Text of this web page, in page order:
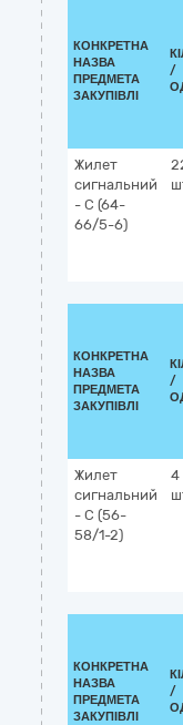
КОНКРЕТНА
НАЗВА
ПРЕДМЕТА
ЗАКУПІВЛІ
/
Жилет
сигнальний
- С (64-
66/5-6)
КОНКРЕТНА
НАЗВА
ПРЕДМЕТА
ЗАКУПІВЛІ
/
Жилет
сигнальний
- С (56-
58/1-2)
4
КОНКРЕТНА
НАЗВА
ПРЕДМЕТА
ЗАКУПІВЛІ
/